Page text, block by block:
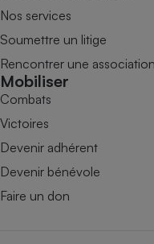
Nos services
Soumettre un litige
Rencontrer une
Mobiliser
Combats
Victoires
Devenir adhérent
Devenir bénévole
Faire un don